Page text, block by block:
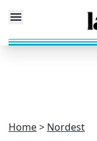
Home Nordest